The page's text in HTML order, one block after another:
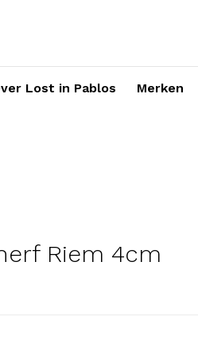
Lost in Pablos Merken
Riem 4cm